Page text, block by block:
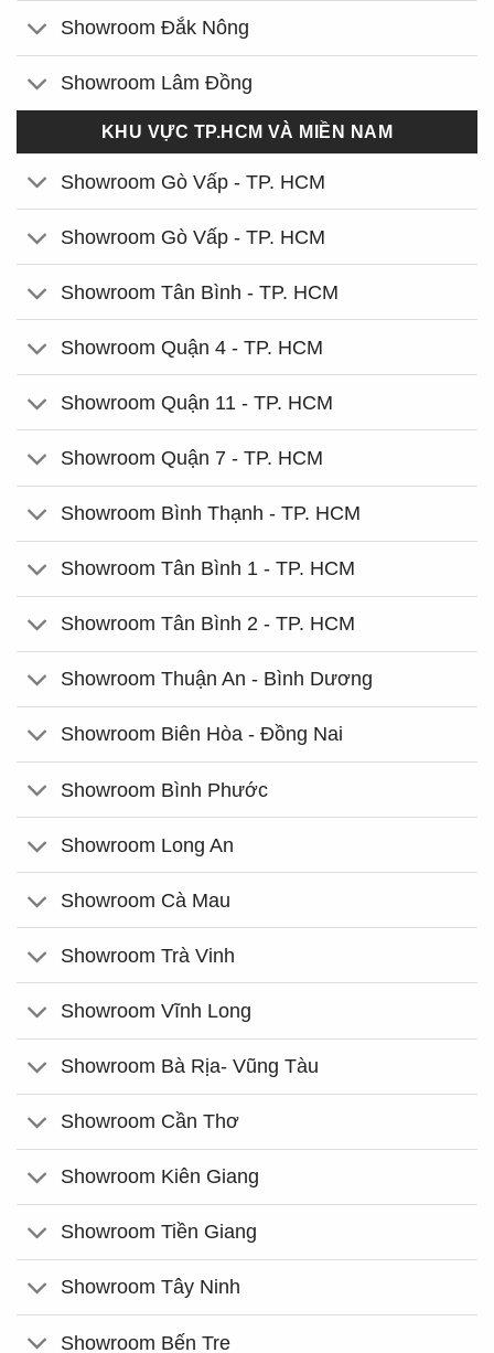
Showroom Đắk Nông
Showroom Lâm Đồng
KHU VỰC TP.HCM VÀ MIỀN NAM
Showroom Gò Vấp - TP. HCM
Showroom Gò Vấp - TP. HCM
Showroom Tân Bình - TP. HCM
Showroom Quận 4 - TP. HCM
Showroom Quận 11 - TP. HCM
Showroom Quận 7 - TP. HCM
Showroom Bình Thạnh - TP. HCM
Showroom Tân Bình 1 - TP. HCM
Showroom Tân Bình 2 - TP. HCM
Showroom Thuận An - Bình Dương
Showroom Biên Hòa - Đồng Nai
Showroom Bình Phước
Showroom Long An
Showroom Cà Mau
Showroom Trà Vinh
Showroom Vĩnh Long
Showroom Bà Rịa- Vũng Tàu
Showroom Cần Thơ
Showroom Kiên Giang
Showroom Tiền Giang
Showroom Tây Ninh
Showroom Bến Tre